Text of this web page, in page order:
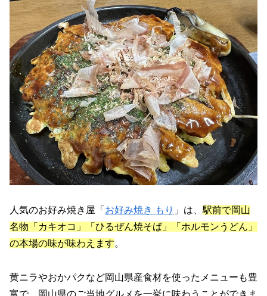
人気のお好み焼き屋「 お好み焼き もり 」は、 駅前で岡山
名物「カキオコ」「ひるぜん焼そば」「ホルモンうどん」
の本場の味が味わえます。
黄ニラやおかパクなど岡山県産食材を使ったメニューも豊